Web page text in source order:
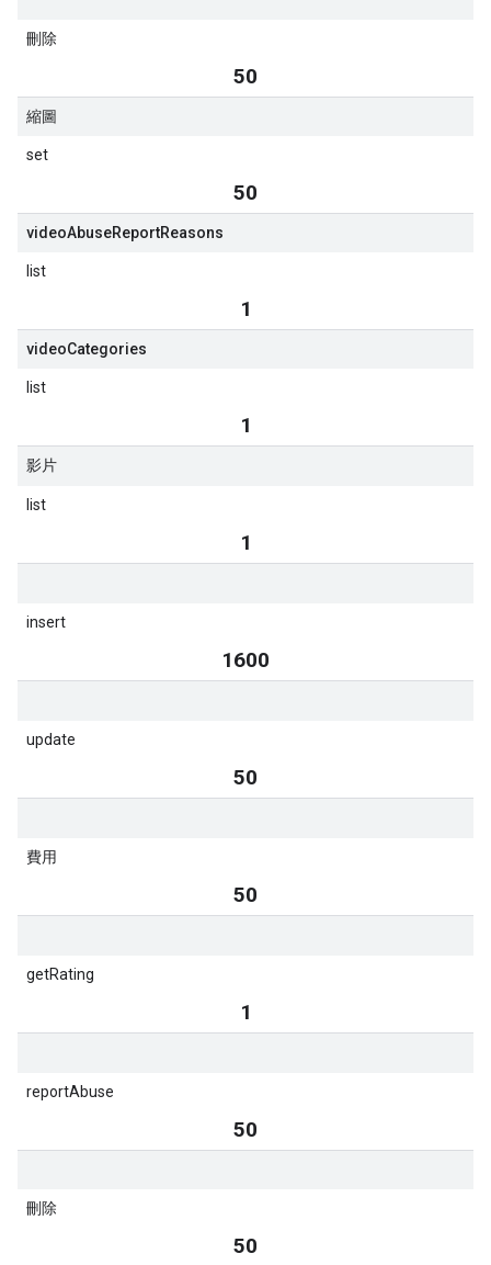
刪除
50
縮圖
set
50
videoAbuseReportReasons
list
1
videoCategories
list
1
影片
list
1
insert
1600
update
50
費用
50
getRating
1
reportAbuse
50
刪除
50